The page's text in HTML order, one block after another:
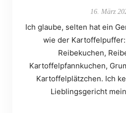
16. März
Ich glaube, selten hat ein
wie der
Reibekuchen,
Kartoffelpfannkuchen,
Kartoffelplätzchen. Ich
Lieblingsgericht